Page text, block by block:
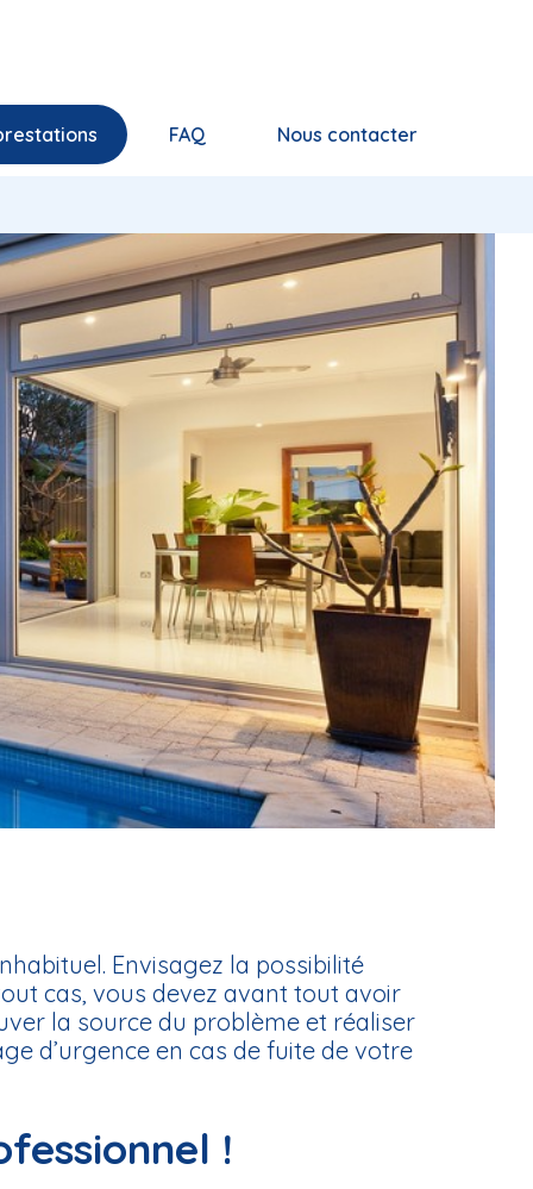
FAQ Nous contacter
Envisagez la possibilité
cas, vous devez avant tout avoir
la source du problème et réaliser
d’urgence en cas de fuite de votre
!